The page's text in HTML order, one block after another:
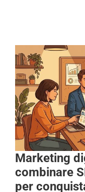
Marketing
combinare
per